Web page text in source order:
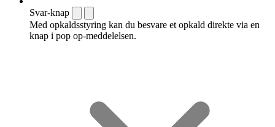
Svar-knap
Med opkaldsstyring kan du besvare et opkald direkte via en
knap i pop op-meddelelsen.